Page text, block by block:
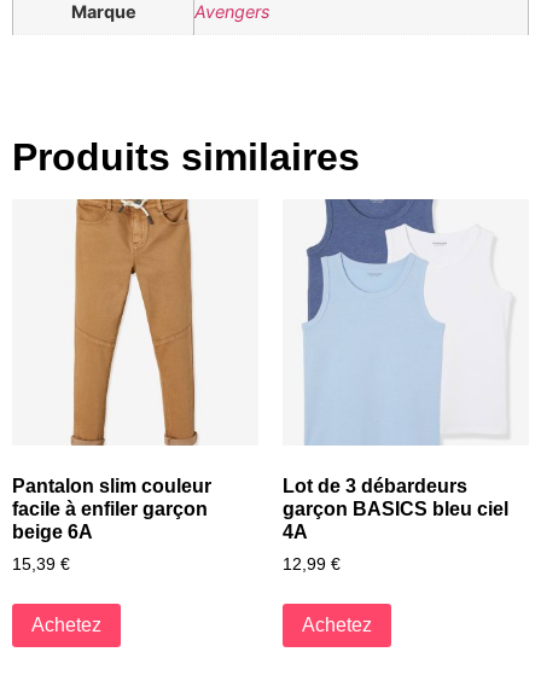
Marque Avengers
Produits similaires
Pantalon slim couleur
facile à enfiler garçon
beige 6A
15,39 €
Achetez
Lot de 3 débardeurs
garçon BASICS bleu ciel
4A
12,99 €
Achetez